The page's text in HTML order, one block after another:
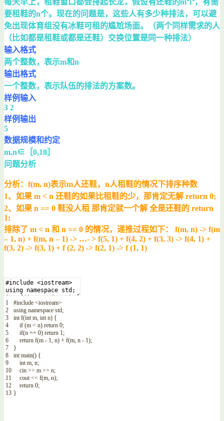
要租鞋的n个。现在的问题是，这些人有多少种排法，可以避
免出现体育组没有冰鞋可租的尴尬场面。（两个同样需求的人
（比如都是租鞋或都是还鞋）交换位置是同一种排法）
输入格式
两个整数，表示m和n
输出格式
一个整数，表示队伍的排法的方案数。
样例输入
3 2
样例输出
5
数据规模和约定
m,n∈［0,18］
问题分析
分析：f(m, n)表示m人还鞋，n人租鞋的情况下排序种数
1、如果 m < n 还鞋的如果比租鞋的少，那肯定无解 return 0;
2、如果 n == 0 鞋没人租 那肯定就一个解 全是还鞋的 return
1;
排除了 m < n 和 n == 0 的情况，递推过程如下： f(m, n) -> f(m
– 1, n) + f(m, n – 1) -> …- > f(5, 1) + f(4, 2) + f(3, 3) -> f(4, 1) +
f(3, 2) -> f(3, 1) + f (2, 2) -> f(2, 1) -> f (1, 1)
1
2
3
4
5
6
7
8
9
10
11
12
13
#include <iostream>
using namespace std;
int f(int m, int n) {
if (m < n) return 0;
if(n == 0) return 1;
return f(m - 1, n) + f(m, n - 1);
}
int main() {
int m, n;
cin >> m >> n;
cout << f(m, n);
return 0;
}